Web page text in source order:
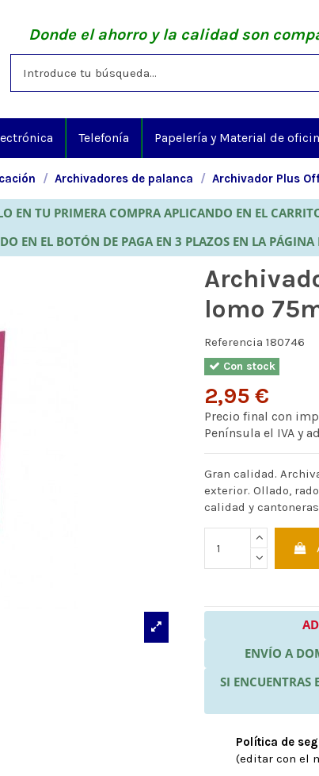
Donde el ahorro y la calidad son
Telefonía Papelería y Material de
Archivadores de palanca Archivador Plus
EN TU PRIMERA COMPRA APLICANDO EN EL
EN EL BOTÓN DE PAGA EN 3 PLAZOS EN LA
lomo
Referencia 180746
Con stock
2,95 €
Precio final con
Península el IVA y
Gran calidad.
exterior. Ollado,
calidad y
ENVÍO A
SI ENCUENTRAS
Política de
(editar con el